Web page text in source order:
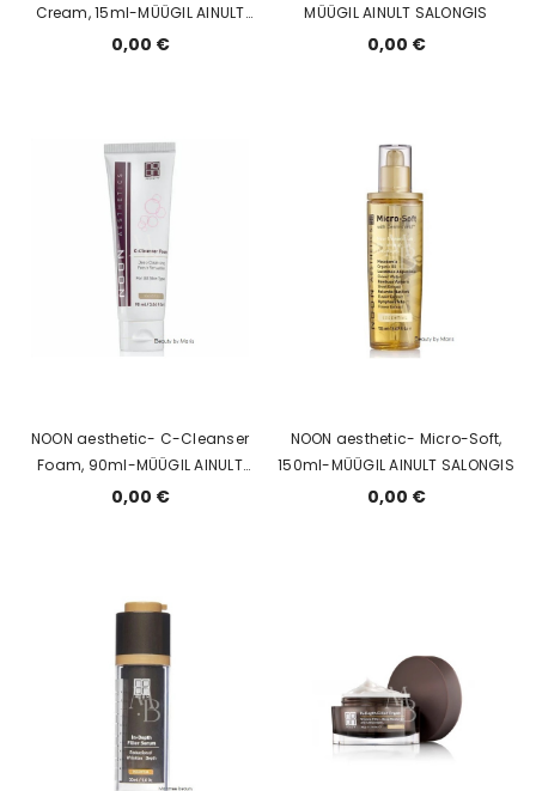
Cream, 15ml-MÜÜGIL AINULT
SALONGIS
0,00 €
MÜÜGIL AINULT SALONGIS
0,00 €
NOON aesthetic- C-Cleanser
Foam, 90ml-MÜÜGIL AINULT
SALONGIS
0,00 €
NOON aesthetic- Micro-Soft,
150ml-MÜÜGIL AINULT SALONGIS
0,00 €